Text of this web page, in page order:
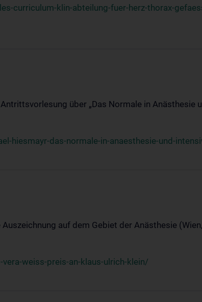
curriculum-klin-abteilung-fuer-herz-thorax-
über „Das Normale in Anästhesie
hiesmayr-das-normale-in-anaesthesie-und-
auf dem Gebiet der Anästhesie
weiss-preis-an-klaus-ulrich-klein/